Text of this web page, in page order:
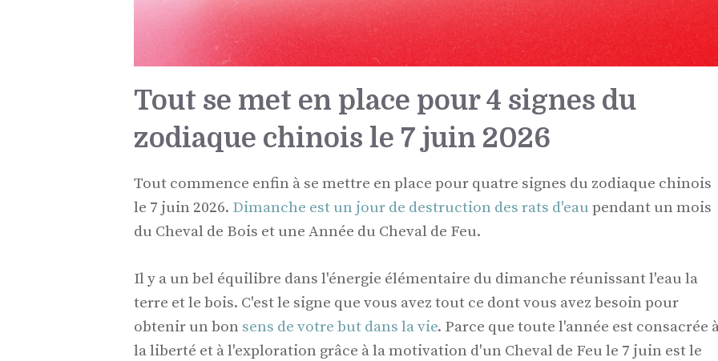
Tout se met en place pour 4 signes du
zodiaque chinois le 7 juin 2026
Tout commence enfin à se mettre en place pour quatre signes du zodiaque chinois
le 7 juin 2026. Dimanche est un jour de destruction des rats d'eau pendant un mois
du Cheval de Bois et une Année du Cheval de Feu.
Il y a un bel équilibre dans l'énergie élémentaire du dimanche réunissant l'eau la
terre et le bois. C'est le signe que vous avez tout ce dont vous avez besoin pour
obtenir un bon sens de votre but dans la vie. Parce que toute l'année est consacrée
la liberté et à l'exploration grâce à la motivation d'un Cheval de Feu le 7 juin est le